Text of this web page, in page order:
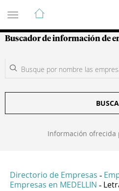
Guía de Empresas
Buscador de información de
Información ofrecida
Directorio de Empresas -
Empresas en MEDELLIN -